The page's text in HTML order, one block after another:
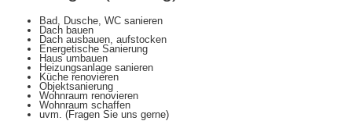
Bad, Dusche, WC sanieren
Dach bauen
Dach ausbauen, aufstocken
Energetische Sanierung
Haus umbauen
Heizungsanlage sanieren
Küche renovieren
Objektsanierung
Wohnraum renovieren
Wohnraum schaffen
uvm. (Fragen Sie uns gerne)